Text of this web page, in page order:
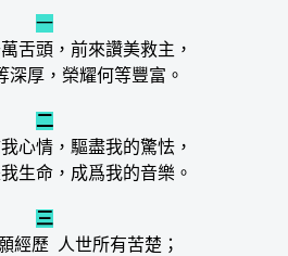
一
舌頭，前來讚美救主，
深厚，榮耀何等豐富。
二
心情，驅盡我的驚怯，
生命，成爲我的音樂。
三
經歷 人世所有苦楚；